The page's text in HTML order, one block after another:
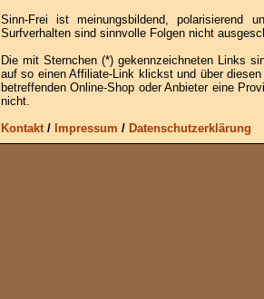
Sinn-Frei ist meinungsbildend, polarisierend
Surfverhalten sind sinnvolle Folgen nicht
Die mit Sternchen (*) gekennzeichneten Links
auf so einen Affiliate-Link klickst und über
betreffenden Online-Shop oder Anbieter eine
nicht.
Kontakt/ Impressum / Datenschutzerklärung